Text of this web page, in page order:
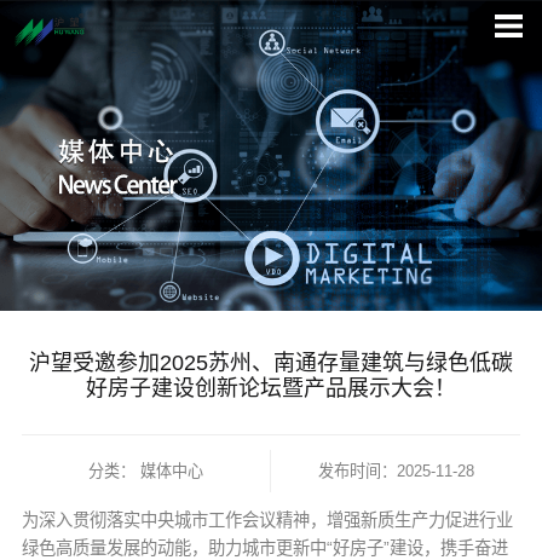
沪望受邀参加2025苏州、南通存量建筑与绿色低碳
好房子建设创新论坛暨产品展示大会！
分类： 媒体中心 发布时间：2025-11-28
为深入贯彻落实中央城市工作会议精神，增强新质生产力促进行业
绿色高质量发展的动能，助力城市更新中“好房子”建设，携手奋进